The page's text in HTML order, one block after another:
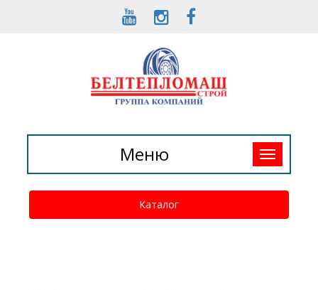
Toggle
navigation
Меню
Каталог